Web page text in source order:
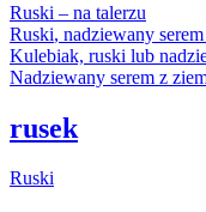
Ruski – na talerzu
Ruski, nadziewany
Kulebiak, ruski lub
Nadziewany serem z
rusek
Ruski